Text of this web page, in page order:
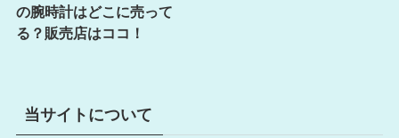
の腕時計はどこに売って
る？販売店はココ！
当サイトについて